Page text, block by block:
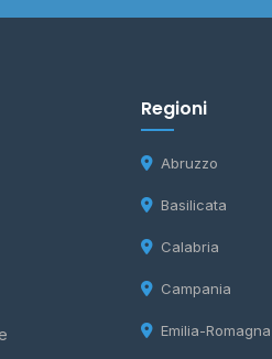
Regioni
Abruzzo
Basilicata
Calabria
Campania
Emilia-Romagna